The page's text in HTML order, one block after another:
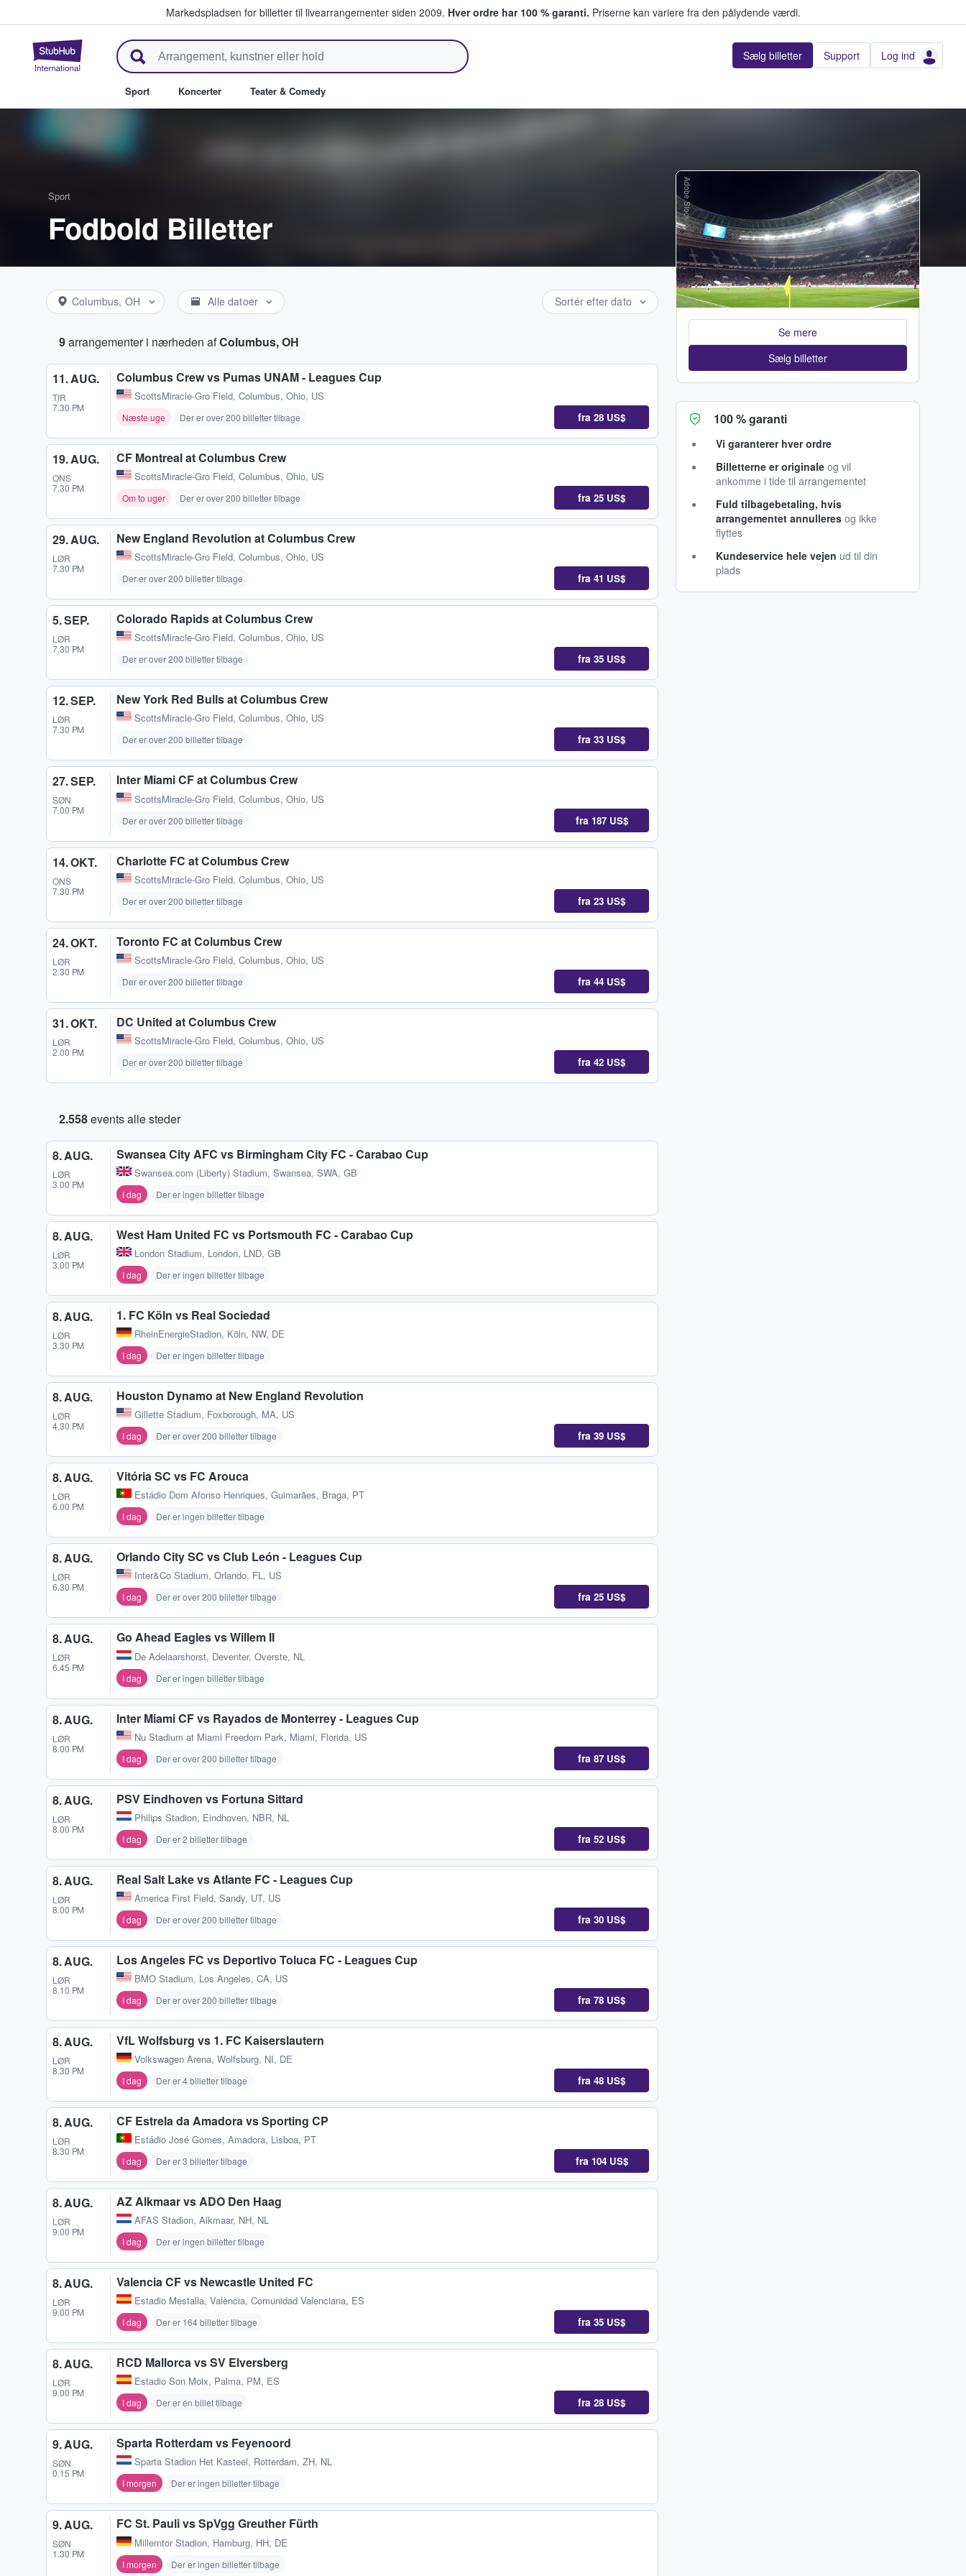
Markedspladsen for billetter til livearrangementer siden 2009. Hver ordre har 100 % garanti. Priserne kan variere fra den pålydende værdi.
StubHub - Hvor fans køber og sælger billetter Sælg billetter Support Log ind
Sport Koncerter Teater & Comedy
Sport
Fodbold Billetter
Columbus, OH Alle datoer Sortér efter dato
9arrangementer i nærheden afColumbus, OH
11. AUG.
TIR
7.30 PM
Columbus Crew vs Pumas UNAM - Leagues Cup
ScottsMiracle-Gro Field, Columbus, Ohio, US
Næste uge Der er over 200 billetter tilbage fra 28 US$
19. AUG.
ONS
7.30 PM
CF Montreal at Columbus Crew
ScottsMiracle-Gro Field, Columbus, Ohio, US
Om to uger Der er over 200 billetter tilbage fra 25 US$
29. AUG.
LØR
7.30 PM
New England Revolution at Columbus Crew
ScottsMiracle-Gro Field, Columbus, Ohio, US
Der er over 200 billetter tilbage fra 41 US$
5. SEP.
LØR
7.30 PM
Colorado Rapids at Columbus Crew
ScottsMiracle-Gro Field, Columbus, Ohio, US
Der er over 200 billetter tilbage fra 35 US$
12. SEP.
LØR
7.30 PM
New York Red Bulls at Columbus Crew
ScottsMiracle-Gro Field, Columbus, Ohio, US
Der er over 200 billetter tilbage fra 33 US$
27. SEP.
SØN
7.00 PM
Inter Miami CF at Columbus Crew
ScottsMiracle-Gro Field, Columbus, Ohio, US
Der er over 200 billetter tilbage fra 187 US$
14. OKT.
ONS
7.30 PM
Charlotte FC at Columbus Crew
ScottsMiracle-Gro Field, Columbus, Ohio, US
Der er over 200 billetter tilbage fra 23 US$
24. OKT.
LØR
2.30 PM
Toronto FC at Columbus Crew
ScottsMiracle-Gro Field, Columbus, Ohio, US
Der er over 200 billetter tilbage fra 44 US$
31. OKT.
LØR
2.00 PM
DC United at Columbus Crew
ScottsMiracle-Gro Field, Columbus, Ohio, US
Der er over 200 billetter tilbage fra 42 US$
2.558events alle steder
8. AUG.
LØR
3.00 PM
Swansea City AFC vs Birmingham City FC - Carabao Cup
Swansea.com (Liberty) Stadium, Swansea, SWA, GB
I dag Der er ingen billetter tilbage
8. AUG.
LØR
3.00 PM
West Ham United FC vs Portsmouth FC - Carabao Cup
London Stadium, London, LND, GB
I dag Der er ingen billetter tilbage
8. AUG.
LØR
3.30 PM
1. FC Köln vs Real Sociedad
RheinEnergieStadion, Köln, NW, DE
I dag Der er ingen billetter tilbage
8. AUG.
LØR
4.30 PM
Houston Dynamo at New England Revolution
Gillette Stadium, Foxborough, MA, US
I dag Der er over 200 billetter tilbage fra 39 US$
8. AUG.
LØR
6.00 PM
Vitória SC vs FC Arouca
Estádio Dom Afonso Henriques, Guimarães, Braga, PT
I dag Der er ingen billetter tilbage
8. AUG.
LØR
6.30 PM
Orlando City SC vs Club León - Leagues Cup
Inter&Co Stadium, Orlando, FL, US
I dag Der er over 200 billetter tilbage fra 25 US$
8. AUG.
LØR
6.45 PM
Go Ahead Eagles vs Willem II
De Adelaarshorst, Deventer, Overste, NL
I dag Der er ingen billetter tilbage
8. AUG.
LØR
8.00 PM
Inter Miami CF vs Rayados de Monterrey - Leagues Cup
Nu Stadium at Miami Freedom Park, Miami, Florida, US
I dag Der er over 200 billetter tilbage fra 87 US$
8. AUG.
LØR
8.00 PM
PSV Eindhoven vs Fortuna Sittard
Philips Stadion, Eindhoven, NBR, NL
I dag Der er 2 billetter tilbage fra 52 US$
8. AUG.
LØR
8.00 PM
Real Salt Lake vs Atlante FC - Leagues Cup
America First Field, Sandy, UT, US
I dag Der er over 200 billetter tilbage fra 30 US$
8. AUG.
LØR
8.10 PM
Los Angeles FC vs Deportivo Toluca FC - Leagues Cup
BMO Stadium, Los Angeles, CA, US
I dag Der er over 200 billetter tilbage fra 78 US$
8. AUG.
LØR
8.30 PM
VfL Wolfsburg vs 1. FC Kaiserslautern
Volkswagen Arena, Wolfsburg, NI, DE
I dag Der er 4 billetter tilbage fra 48 US$
8. AUG.
LØR
8.30 PM
CF Estrela da Amadora vs Sporting CP
Estádio José Gomes, Amadora, Lisboa, PT
I dag Der er 3 billetter tilbage fra 104 US$
8. AUG.
LØR
9.00 PM
AZ Alkmaar vs ADO Den Haag
AFAS Stadion, Alkmaar, NH, NL
I dag Der er ingen billetter tilbage
8. AUG.
LØR
9.00 PM
Valencia CF vs Newcastle United FC
Estadio Mestalla, València, Comunidad Valenciana, ES
I dag Der er 164 billetter tilbage fra 35 US$
8. AUG.
LØR
9.00 PM
RCD Mallorca vs SV Elversberg
Estadio Son Moix, Palma, PM, ES
I dag Der er én billet tilbage fra 28 US$
9. AUG.
SØN
0.15 PM
Sparta Rotterdam vs Feyenoord
Sparta Stadion Het Kasteel, Rotterdam, ZH, NL
I morgen Der er ingen billetter tilbage
9. AUG.
SØN
1.30 PM
FC St. Pauli vs SpVgg Greuther Fürth
Millerntor Stadion, Hamburg, HH, DE
I morgen Der er ingen billetter tilbage
Adobe Stock
Se mere
Sælg billetter
100 % garanti
Vi garanterer hver ordre
Billetterne er originale og vil
ankomme i tide til arrangementet
Fuld tilbagebetaling, hvis
arrangementet annulleres og ikke
flyttes
Kundeservice hele vejen ud til din
plads